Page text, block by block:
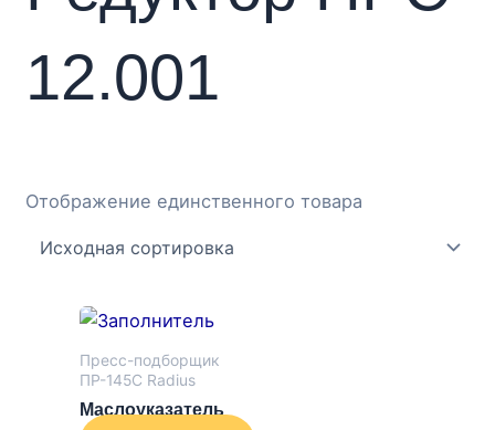
12.001
Отображение единственного товара
Пресс-подборщик
ПР-145С Radius
Маслоуказатель